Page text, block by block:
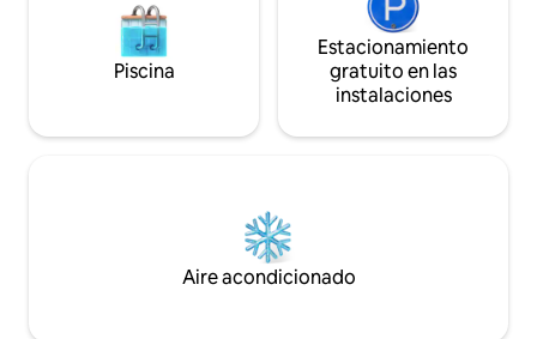
Piscina
Estacionamiento
gratuito en las
instalaciones
Aire acondicionado